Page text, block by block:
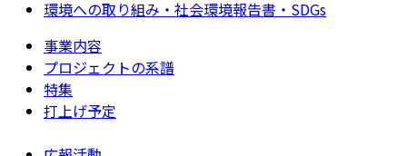
環境への取り組み・社会環境報告書・SDGs
事業内容
プロジェクトの系譜
特集
打上げ予定